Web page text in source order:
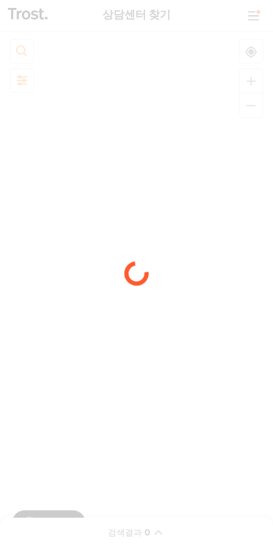
상담센터 찾기
검색결과 0